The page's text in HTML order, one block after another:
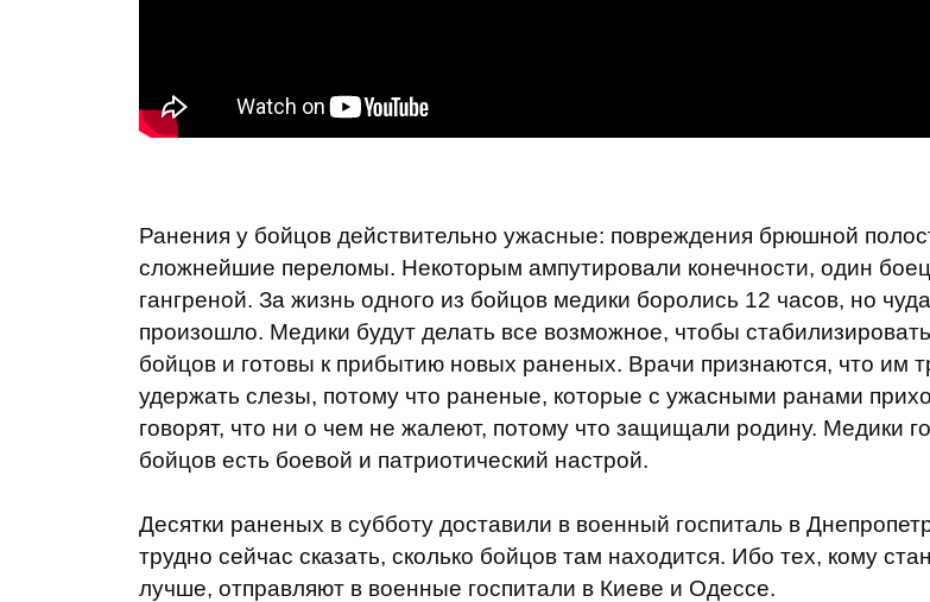
Ранения у бойцов действительно ужасные: повреждения брюшной
сложнейшие переломы. Некоторым ампутировали конечности, один
гангреной. За жизнь одного из бойцов медики боролись 12 часов, но
произошло. Медики будут делать все возможное, чтобы
бойцов и готовы к прибытию новых раненых. Врачи признаются, что им
удержать слезы, потому что раненые, которые с ужасными ранами
говорят, что ни о чем не жалеют, потому что защищали родину. Медики
бойцов есть боевой и патриотический настрой.
Десятки раненых в субботу доставили в военный госпиталь в
трудно сейчас сказать, сколько бойцов там находится. Ибо тех, кому
лучше, отправляют в военные госпитали в Киеве и Одессе.